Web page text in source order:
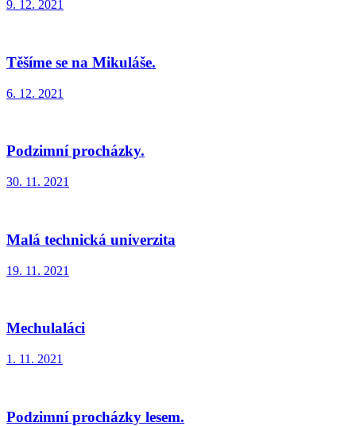
9. 12. 2021
Těšíme se na Mikuláše.
6. 12. 2021
Podzimní procházky.
30. 11. 2021
Malá technická univerzita
19. 11. 2021
Mechulaláci
1. 11. 2021
Podzimní procházky lesem.